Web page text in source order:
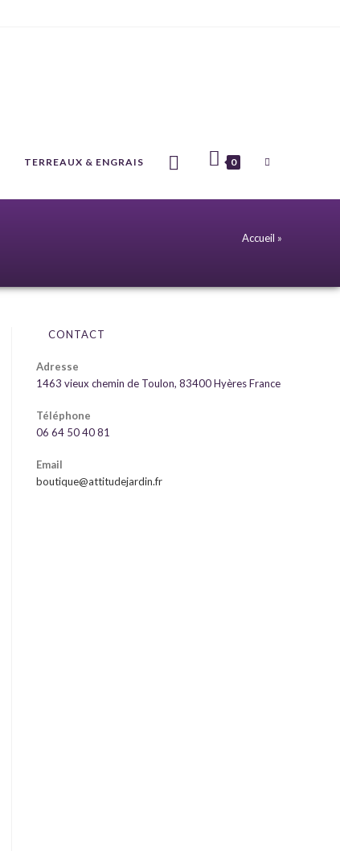
TERREAUX & ENGRAIS 0
Accueil »
CONTACT
Adresse
1463 vieux chemin de Toulon, 83400 Hyères France
Téléphone
06 64 50 40 81
Email
boutique@attitudejardin.fr